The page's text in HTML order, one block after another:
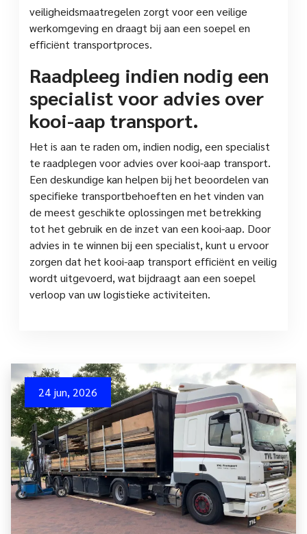
veiligheidsmaatregelen zorgt voor een veilige
werkomgeving en draagt bij aan een soepel en
efficiënt transportproces.
Raadpleeg indien nodig een
specialist voor advies over
kooi-aap transport.
Het is aan te raden om, indien nodig, een specialist
te raadplegen voor advies over kooi-aap transport.
Een deskundige kan helpen bij het beoordelen van
specifieke transportbehoeften en het vinden van
de meest geschikte oplossingen met betrekking
tot het gebruik en de inzet van een kooi-aap. Door
advies in te winnen bij een specialist, kunt u ervoor
zorgen dat het kooi-aap transport efficiënt en veilig
wordt uitgevoerd, wat bijdraagt aan een soepel
verloop van uw logistieke activiteiten.
24 jun, 2026